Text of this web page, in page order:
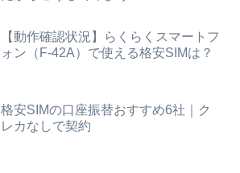
【動作確認状況】らくらくスマートフ
ォン（F-42A）で使える格安SIMは？
格安SIMの口座振替おすすめ6社｜ク
レカなしで契約